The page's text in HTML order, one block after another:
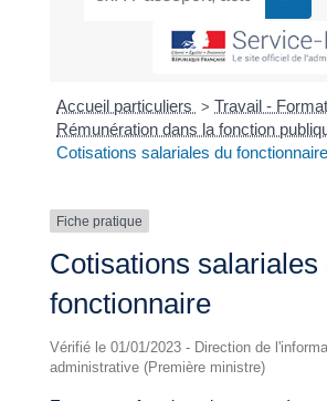
Accueil particuliers > Travail -
Rémunération dans la fonction
Cotisations salariales du fonctionnaire
Fiche pratique
Cotisations salariales
fonctionnaire
Vérifié le 01/01/2023 - Direction de
administrative (Première ministre)